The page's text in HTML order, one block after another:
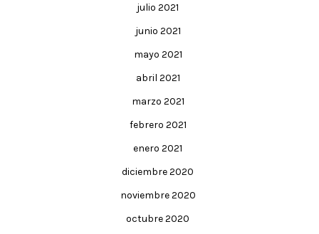
julio 2021
junio 2021
mayo 2021
abril 2021
marzo 2021
febrero 2021
enero 2021
diciembre 2020
noviembre 2020
octubre 2020